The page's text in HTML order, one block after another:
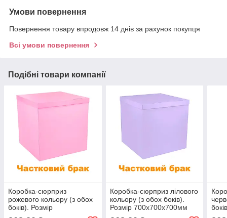
Умови повернення
Повернення товару впродовж 14 днів за рахунок покупця
Всі умови повернення
Подібні товари компанії
Коробка-сюрприз
рожевого кольору (з обох
боків). Розмір
700х700х700мм
Коробка-сюрприз лілового
кольору (з обох боків).
Розмір 700х700х700мм
(частковий брак)